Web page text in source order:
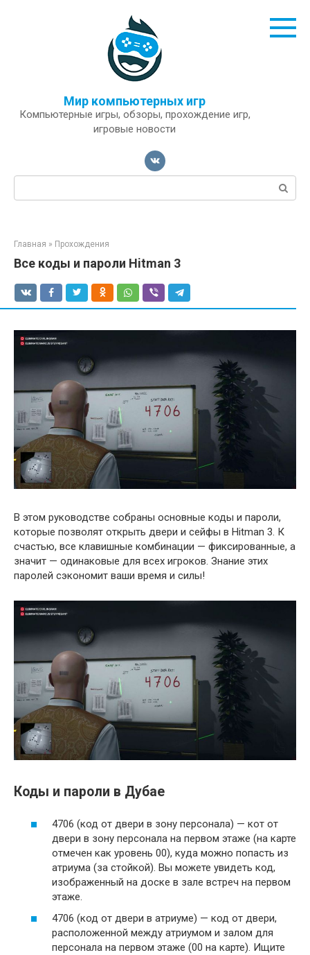
Мир компьютерных игр
Компьютерные игры, обзоры, прохождение игр,
игровые новости
Поиск:
Главная » Прохождения
Все коды и пароли Hitman 3
В этом руководстве собраны основные коды и пароли,
которые позволят открыть двери и сейфы в Hitman 3. К
счастью, все клавишные комбинации — фиксированные, а
значит — одинаковые для всех игроков. Знание этих
паролей сэкономит ваши время и силы!
Коды и пароли в Дубае
4706 (код от двери в зону персонала) — кот от
двери в зону персонала на первом этаже (на карте
отмечен как уровень 00), куда можно попасть из
атриума (за стойкой). Вы можете увидеть код,
изображенный на доске в зале встреч на первом
этаже.
4706 (код от двери в атриуме) — код от двери,
расположенной между атриумом и залом для
персонала на первом этаже (00 на карте). Ищите